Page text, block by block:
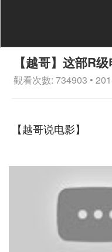
【越哥】这部R
觀看次數: 734903 •
【越哥说电影】